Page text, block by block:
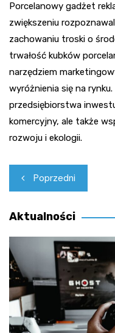
Porcelanowy gadżet
zwiększeniu
zachowaniu troski o
trwałość kubków
narzędziem
wyróżnienia się na
przedsiębiorstwa
komercyjny, ale także
rozwoju i ekologii.
Nawigacja
wpisu
Poprzedni
Aktualności